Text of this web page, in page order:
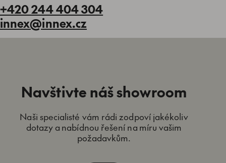
+420 244 404 304
innex@innex.cz
Navštivte náš showroom
Naši specialisté vám rádi zodpoví jakékoliv
dotazy a nabídnou řešení na míru vašim
požadavkům.